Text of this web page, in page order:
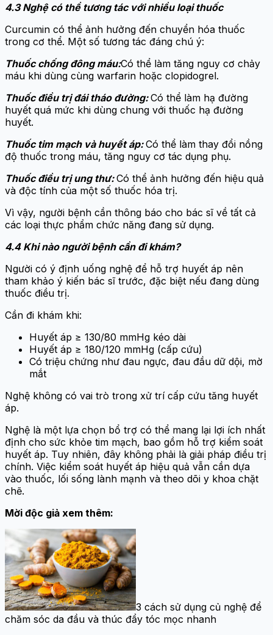
4.3 Nghệ có thể tương tác với nhiều loại thuốc
Curcumin có thể ảnh hưởng đến chuyển hóa thuốc
trong cơ thể. Một số tương tác đáng chú ý:
Thuốc chống đông máu:Có thể làm tăng nguy cơ chảy
máu khi dùng cùng warfarin hoặc clopidogrel.
Thuốc điều trị đái tháo đường:Có thể làm hạ đường
huyết quá mức khi dùng chung với thuốc hạ đường
huyết.
Thuốc tim mạch và huyết áp:Có thể làm thay đổi nồng
độ thuốc trong máu, tăng nguy cơ tác dụng phụ.
Thuốc điều trị ung thư:Có thể ảnh hưởng đến hiệu quả
và độc tính của một số thuốc hóa trị.
Vì vậy, người bệnh cần thông báo cho bác sĩ về tất cả
các loại thực phẩm chức năng đang sử dụng.
4.4 Khi nào người bệnh cần đi khám?
Người có ý định uống nghệ để hỗ trợ huyết áp nên
tham khảo ý kiến bác sĩ trước, đặc biệt nếu đang dùng
thuốc điều trị.
Cần đi khám khi:
Huyết áp ≥ 130/80 mmHg kéo dài
Huyết áp ≥ 180/120 mmHg (cấp cứu)
Có triệu chứng như đau ngực, đau đầu dữ dội, mờ
mắt
Nghệ không có vai trò trong xử trí cấp cứu tăng huyết
áp.
Nghệ là một lựa chọn bổ trợ có thể mang lại lợi ích nhất
định cho sức khỏe tim mạch, bao gồm hỗ trợ kiểm soát
huyết áp. Tuy nhiên, đây không phải là giải pháp điều trị
chính. Việc kiểm soát huyết áp hiệu quả vẫn cần dựa
vào thuốc, lối sống lành mạnh và theo dõi y khoa chặt
chẽ.
Mời độc giả xem thêm:
3 cách sử dụng củ nghệ để
chăm sóc da đầu và thúc đẩy tóc mọc nhanh